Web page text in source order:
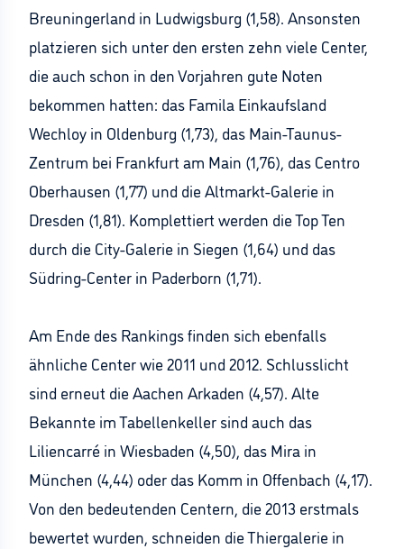
Breuningerland in Ludwigsburg (1,58). Ansonsten
platzieren sich unter den ersten zehn viele Center,
die auch schon in den Vorjahren gute Noten
bekommen hatten: das Famila Einkaufsland
Wechloy in Oldenburg (1,73), das Main-Taunus-
Zentrum bei Frankfurt am Main (1,76), das Centro
Oberhausen (1,77) und die Altmarkt-Galerie in
Dresden (1,81). Komplettiert werden die Top Ten
durch die City-Galerie in Siegen (1,64) und das
Südring-Center in Paderborn (1,71).
Am Ende des Rankings finden sich ebenfalls
ähnliche Center wie 2011 und 2012. Schlusslicht
sind erneut die Aachen Arkaden (4,57). Alte
Bekannte im Tabellenkeller sind auch das
Liliencarré in Wiesbaden (4,50), das Mira in
München (4,44) oder das Komm in Offenbach (4,17).
Von den bedeutenden Centern, die 2013 erstmals
bewertet wurden, schneiden die Thiergalerie in